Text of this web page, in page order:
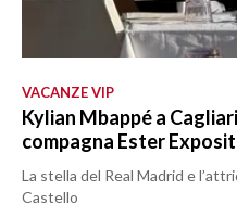
VACANZE VIP
Kylian Mbappé a
compagna Ester
La stella del Real Madrid e
Castello